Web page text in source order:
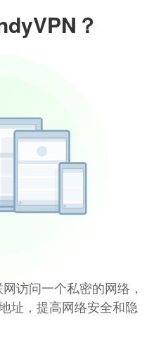
？
访问一个私密的网络，
址，提高网络安全和隐